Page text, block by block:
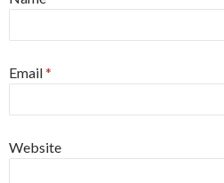
Email*
Website